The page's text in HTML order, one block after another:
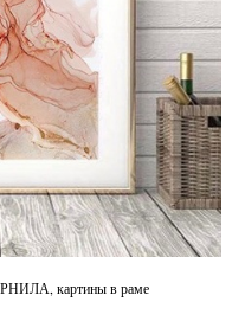
картины в раме